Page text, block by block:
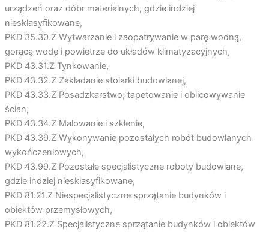
urządzeń oraz dóbr materialnych, gdzie indziej
niesklasyfikowane,
PKD 35.30.Z Wytwarzanie i zaopatrywanie w parę wodną,
gorącą wodę i powietrze do układów klimatyzacyjnych,
PKD 43.31.Z Tynkowanie,
PKD 43.32.Z Zakładanie stolarki budowlanej,
PKD 43.33.Z Posadzkarstwo; tapetowanie i oblicowywanie
ścian,
PKD 43.34.Z Malowanie i szklenie,
PKD 43.39.Z Wykonywanie pozostałych robót budowlanych
wykończeniowych,
PKD 43.99.Z Pozostałe specjalistyczne roboty budowlane,
gdzie indziej niesklasyfikowane,
PKD 81.21.Z Niespecjalistyczne sprzątanie budynków i
obiektów przemysłowych,
PKD 81.22.Z Specjalistyczne sprzątanie budynków i obiektów